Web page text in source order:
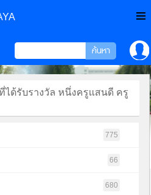
ได้รับรางวัล หนึ่งครูแสนดี ครู
775
66
680